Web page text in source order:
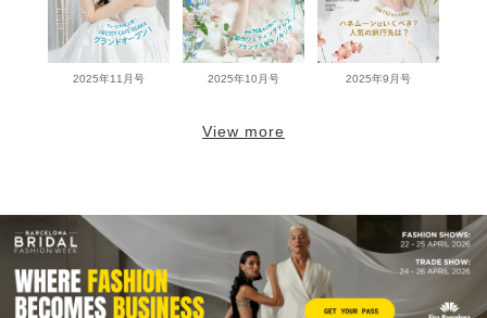
2025年11月号 2025年10月号 2025年9月号
View more